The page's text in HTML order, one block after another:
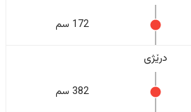
172 سم
درێژی
382 سم